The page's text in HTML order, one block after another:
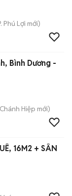
Phú Lợi mới)
Bình Dương -
Chánh Hiệp mới)
16M2 + SÂN